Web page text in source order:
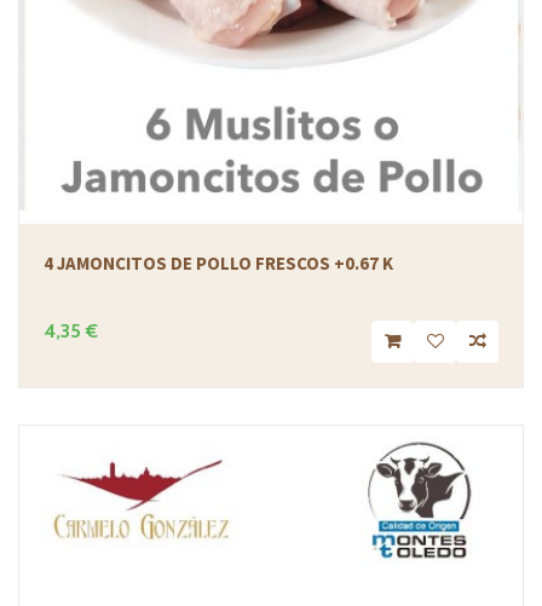
4 JAMONCITOS DE POLLO FRESCOS +0.67 K
4,35 €